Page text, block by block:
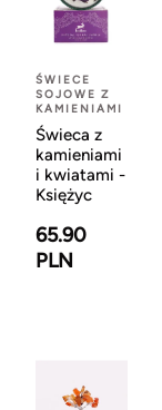
ŚWIECE
SOJOWE Z
KAMIENIAMI
Świeca z
kamieniami
i kwiatami -
Księżyc
65.90
PLN